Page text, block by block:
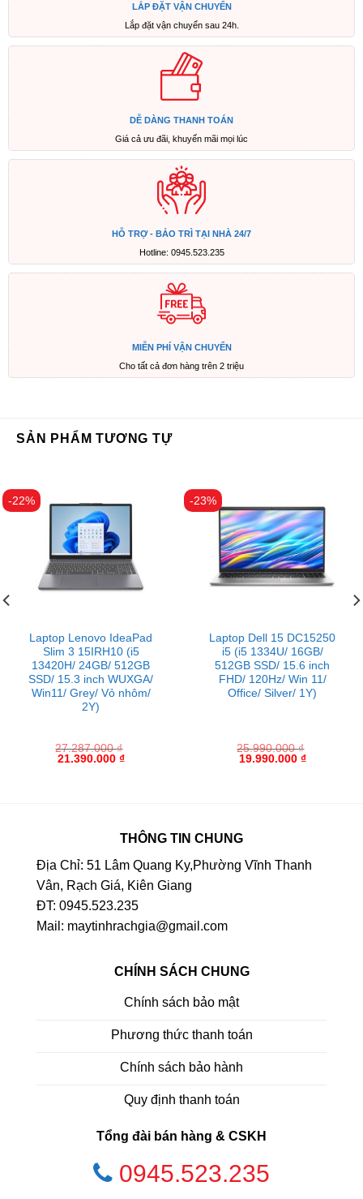
LẮP ĐẶT VẬN CHUYỂN
Lắp đặt vận chuyển sau 24h.
DỄ DÀNG THANH TOÁN
Giá cả ưu đãi, khuyến mãi mọi lúc
HỖ TRỢ - BẢO TRÌ TẠI NHÀ 24/7
Hotline: 0945.523.235
MIỄN PHÍ VẬN CHUYỂN
Cho tất cả đơn hàng trên 2 triệu
SẢN PHẨM TƯƠNG TỰ
-22%
Laptop Lenovo IdeaPad
Slim 3 15IRH10 (i5
13420H/ 24GB/ 512GB
SSD/ 15.3 inch WUXGA/
Win11/ Grey/ Vỏ nhôm/
2Y)
27.287.000₫
21.390.000 ₫
-23%
Laptop Dell 15 DC15250
i5 (i5 1334U/ 16GB/
512GB SSD/ 15.6 inch
FHD/ 120Hz/ Win 11/
Office/ Silver/ 1Y)
25.990.000₫
19.990.000 ₫
THÔNG TIN CHUNG
Địa Chỉ: 51 Lâm Quang Ky,Phường Vĩnh Thanh
Vân, Rạch Giá, Kiên Giang
ĐT: 0945.523.235
Mail: maytinhrachgia@gmail.com
CHÍNH SÁCH CHUNG
Chính sách bảo mật
Phương thức thanh toán
Chính sách bảo hành
Quy định thanh toán
Tổng đài bán hàng & CSKH
0945.523.235